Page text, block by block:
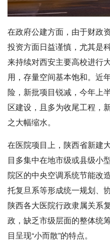
在政府公建方面，由于财政
投资方面日益谨慎，尤其是
来持续对西安主要高校进行
用，存量空间基本饱和。近
险，新批项目锐减，今年上
区建设，且多为收尾工程，
之大幅缩水。
在医院项目上，陕西省新建
目多集中在地市级或县级小
院区的中央空调系统节能改
托复旦系等形成统一规划、
陕西各大医院行政隶属关系
政，缺乏市级层面的整体统
目呈现“小而散”的特点。